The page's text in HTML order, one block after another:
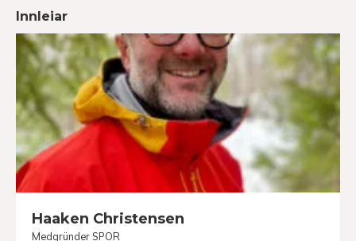
Innleiar
Haaken Christensen
Medgründer SPOR